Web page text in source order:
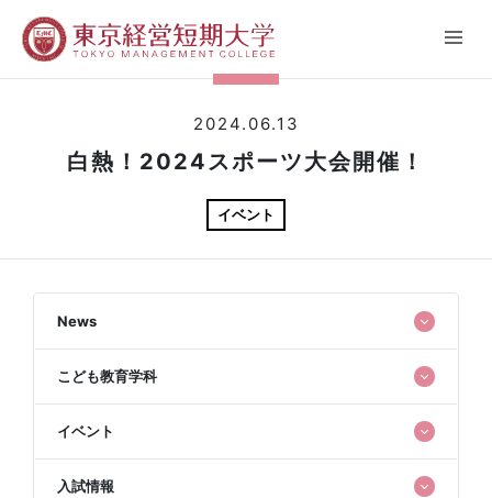
2024.06.13
白熱！2024スポーツ大会開催！
イベント
News
こども教育学科
イベント
入試情報